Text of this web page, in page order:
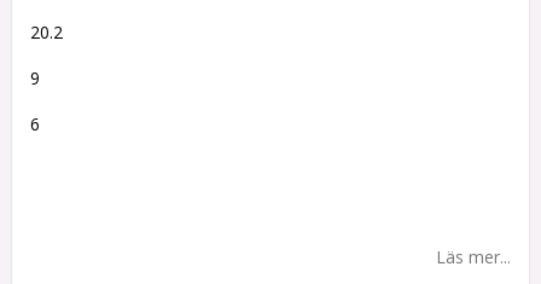
20.2
9
6
Läs mer...